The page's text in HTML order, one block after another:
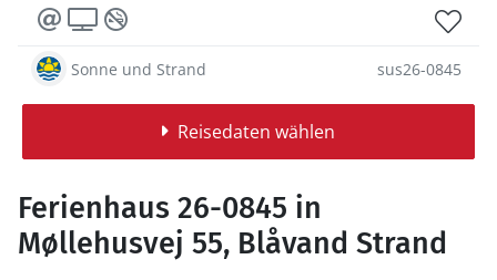
Sonne und Strand sus26-0845
Reisedaten wählen
Ferienhaus 26-0845 in
Møllehusvej 55, Blåvand Strand